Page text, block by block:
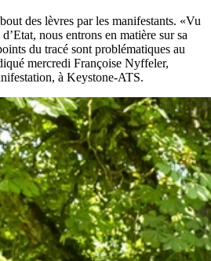
des lèvres par les manifestants. «Vu
nous entrons en matière sur sa
du tracé sont problématiques au
mercredi Françoise Nyffeler,
à Keystone-ATS.